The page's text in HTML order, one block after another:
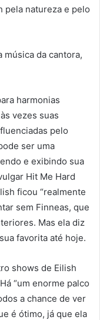
pela natureza e pelo
música da cantora,
harmonias
vezes suas
pelo
ser uma
e exibindo sua
Hit Me Hard
ficou “realmente
sem Finneas, que
Mas ela diz
favorita até hoje.
shows de Eilish
“um enorme palco
a chance de ver
é ótimo, já que ela